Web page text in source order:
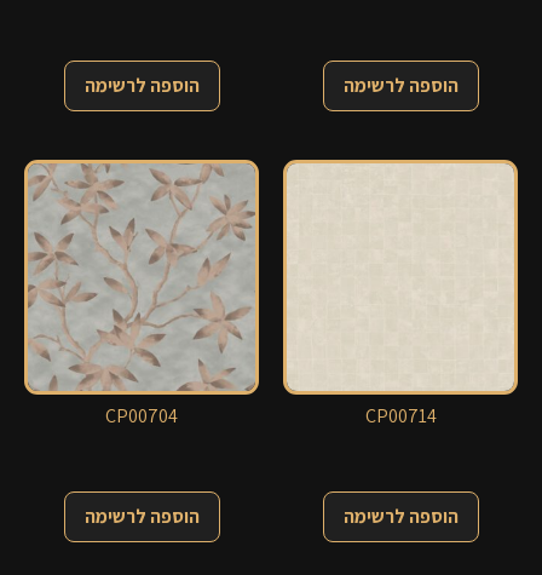
הוספה לרשימה הוספה לרשימה
CP00704
הוספה לרשימה
CP00714
הוספה לרשימה